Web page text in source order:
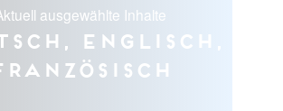
ausgewählte Inhalte
Englisch,